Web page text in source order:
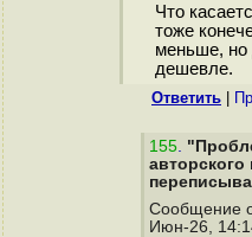
Что
тоже
меньше, но
дешевле.
Ответить
155.
авторского
Сообщение
Июн-26,